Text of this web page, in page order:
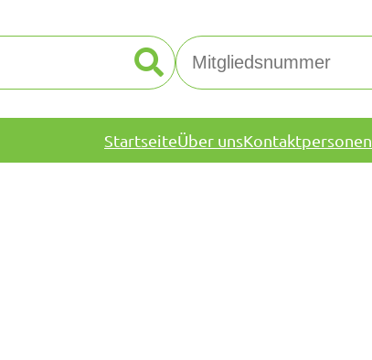
StartseiteÜber unsKontaktpersonen